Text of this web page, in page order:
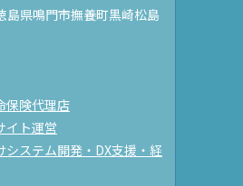
県鳴門市撫養町黒崎松島
保険代理店
イト運営
システム開発・DX支援・経